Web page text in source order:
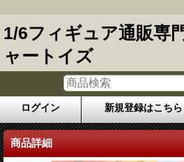
1/6フィギュア通販専
ャートイズ
ログイン 新規登録はこちら
商品詳細